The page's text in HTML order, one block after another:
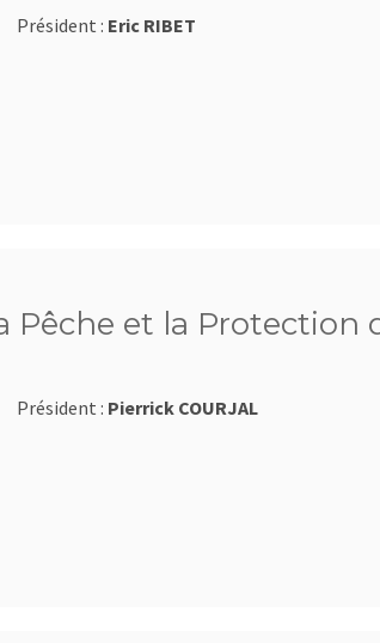
Président : Eric RIBET
et la Protection
Président : Pierrick COURJAL